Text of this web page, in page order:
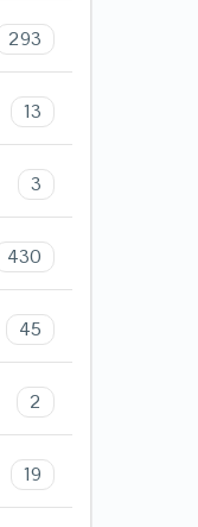
293
13
3
430
45
2
19